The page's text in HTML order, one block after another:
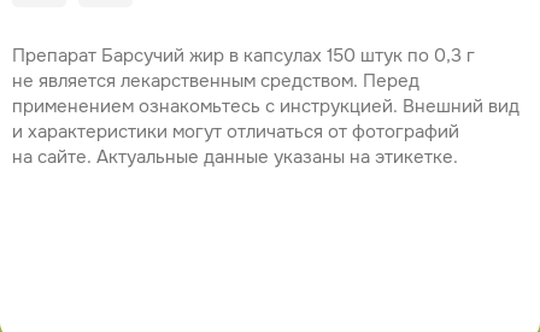
Препарат Барсучий жир в капсулах 150 штук по 0,3 г
не является лекарственным средством. Перед
применением ознакомьтесь с инструкцией. Внешний вид
и характеристики могут отличаться от фотографий
на сайте. Актуальные данные указаны на этикетке.